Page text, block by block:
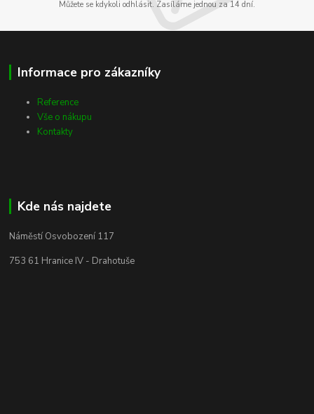
Můžete se kdykoli odhlásit. Zasíláme jednou za 14 dní.
Informace pro zákazníky
Reference
Vše o nákupu
Kontakty
Kde nás najdete
Náměstí Osvobození 117
753 61 Hranice IV - Drahotuše